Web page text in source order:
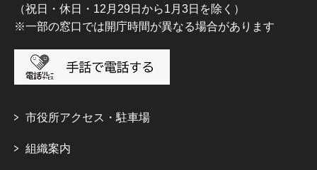
（祝日・休日・12月29日から1月3日を除く）
※一部の窓口では開庁時間が異なる場合があります
市役所アクセス・駐車場
組織案内